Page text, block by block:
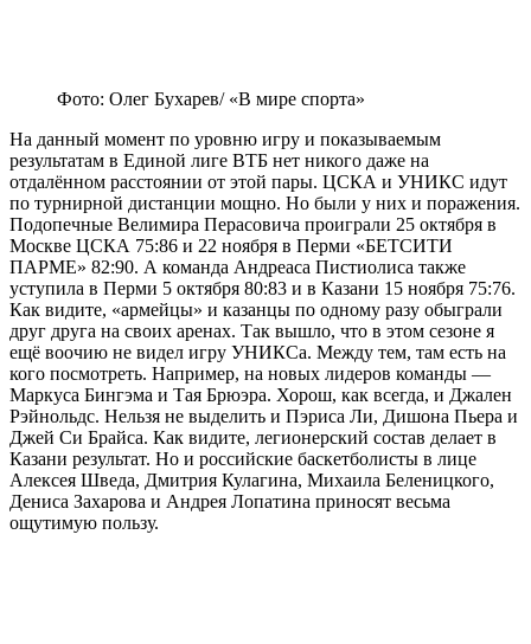
Фото: Олег Бухарев/ «В мире спорта»
На данный момент по уровню игру и показываемым
результатам в Единой лиге ВТБ нет никого даже на
отдалённом расстоянии от этой пары. ЦСКА и УНИКС идут
по турнирной дистанции мощно. Но были у них и поражения.
Подопечные Велимира Перасовича проиграли 25 октября в
Москве ЦСКА 75:86 и 22 ноября в Перми «БЕТСИТИ
ПАРМЕ» 82:90. А команда Андреаса Пистиолиса также
уступила в Перми 5 октября 80:83 и в Казани 15 ноября 75:76.
Как видите, «армейцы» и казанцы по одному разу обыграли
друг друга на своих аренах. Так вышло, что в этом сезоне я
ещё воочию не видел игру УНИКСа. Между тем, там есть на
кого посмотреть. Например, на новых лидеров команды —
Маркуса Бингэма и Тая Брюэра. Хорош, как всегда, и Джален
Рэйнольдс. Нельзя не выделить и Пэриса Ли, Дишона Пьера и
Джей Си Брайса. Как видите, легионерский состав делает в
Казани результат. Но и российские баскетболисты в лице
Алексея Шведа, Дмитрия Кулагина, Михаила Беленицкого,
Дениса Захарова и Андрея Лопатина приносят весьма
ощутимую пользу.